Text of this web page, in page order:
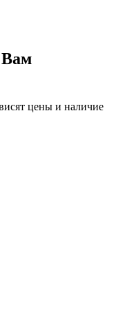
цены и наличие